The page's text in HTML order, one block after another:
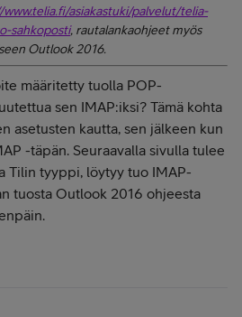
asiakastuki/palvelut/telia-
sahkoposti, rautalankaohjeet myös
Outlook 2016.
määritetty tuolla POP-
sen IMAP:iksi? Tämä kohta
asetusten kautta, sen jälkeen kun
-täpän. Seuraavalla sivulla tulee
Tilin tyyppi, löytyy tuo IMAP-
tuosta Outlook 2016 ohjeesta